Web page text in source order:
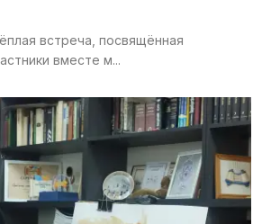
встреча, посвящённая
вместе м...